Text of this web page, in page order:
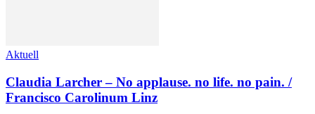
Aktuell
Claudia Larcher – No applause. no life. no pain. /
Francisco Carolinum Linz